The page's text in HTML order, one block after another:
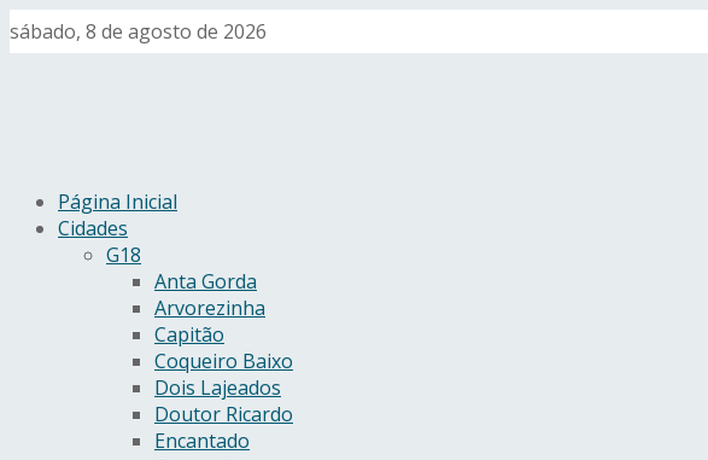
sábado, 8 de agosto de 2026
Página Inicial
Cidades
G18
Anta Gorda
Arvorezinha
Capitão
Coqueiro Baixo
Dois Lajeados
Doutor Ricardo
Encantado